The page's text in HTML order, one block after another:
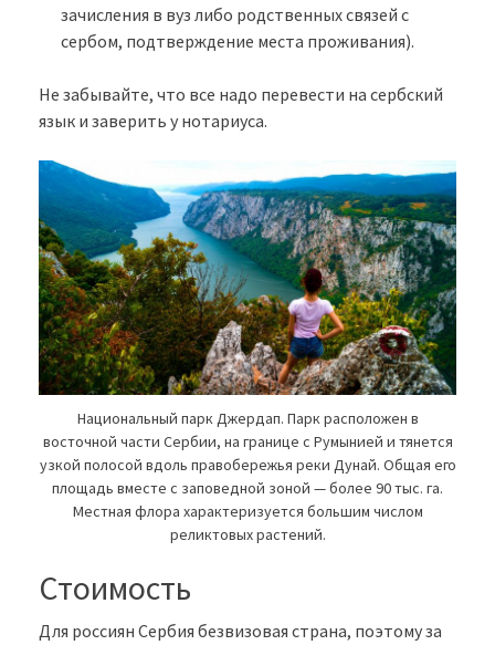
зачисления в вуз либо родственных связей с
сербом, подтверждение места проживания).
Не забывайте, что все надо перевести на сербский
язык и заверить у нотариуса.
Национальный парк Джердап. Парк расположен в
восточной части Сербии, на границе с Румынией и тянется
узкой полосой вдоль правобережья реки Дунай. Общая его
площадь вместе с заповедной зоной — более 90 тыс. га.
Местная флора характеризуется большим числом
реликтовых растений.
Стоимость
Для россиян Сербия безвизовая страна, поэтому за